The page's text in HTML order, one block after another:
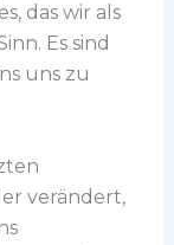
das wir als
Es sind
uns zu
verändert,